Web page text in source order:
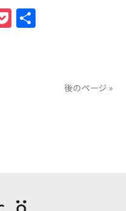
Pocket
後のページ »